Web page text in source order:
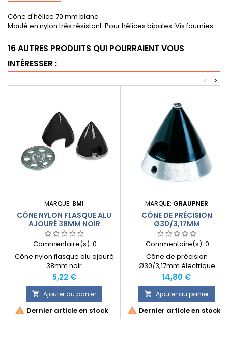
Cône d'hélice 70 mm blanc
Moulé en nylon très résistant. Pour hélices bipales. Vis fournies.
16 AUTRES PRODUITS QUI POURRAIENT VOUS
INTÉRESSER :
>
<
MARQUE: BMI
CÔNE NYLON FLASQUE ALU
AJOURÉ 38MM NOIR
Commentaire(s): 0
Cône nylon flasque alu ajouré
38mm noir
Prix
5,22 €
 Ajouter au panier
 Dernier article en stock
MARQUE: GRAUPNER
CÔNE DE PRÉCISION
Ø30/3,17MM
Commentaire(s): 0
Cône de précision
Ø30/3,17mm électrique
Prix
14,80 €
 Ajouter au panier
 Dernier article en stock